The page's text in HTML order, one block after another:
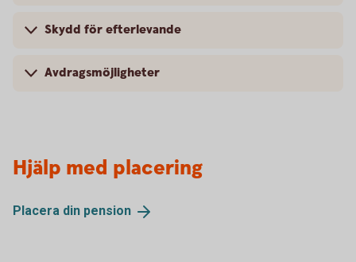
Skydd för efterlevande
Avdragsmöjligheter
Hjälp med placering
Placera din pension